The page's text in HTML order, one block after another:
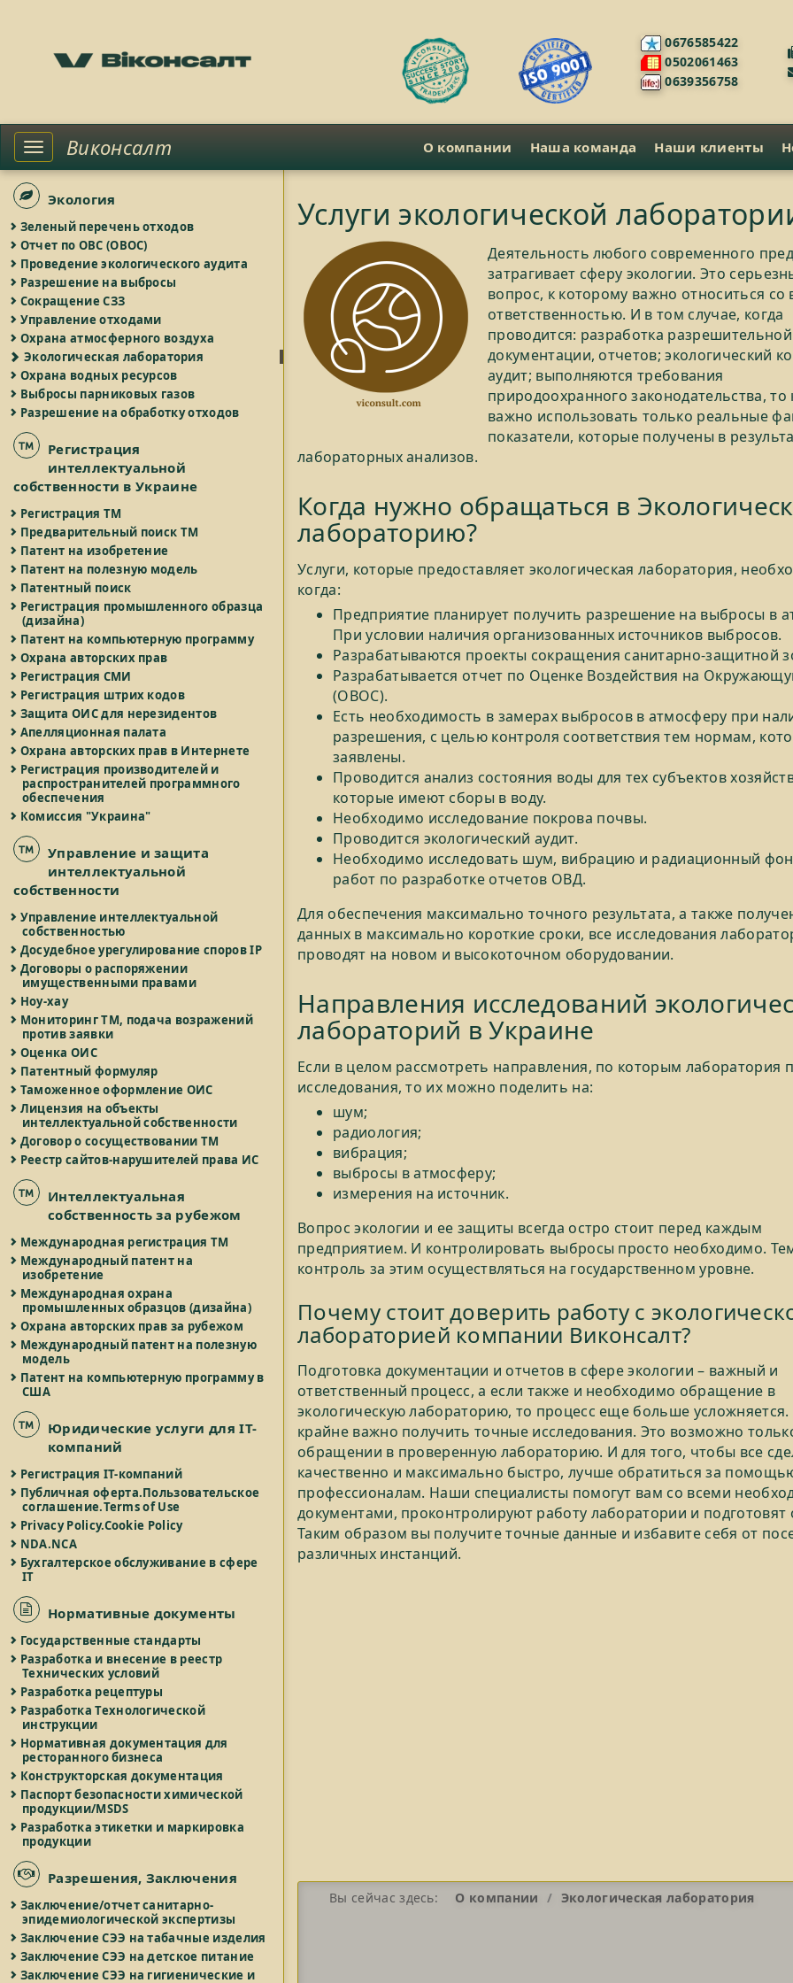
0676585422
0502061463
0639356758
Toggle
left
sidebar
Виконсалт О компании Наша команда Наши клиенты
Экология
Зеленый перечень отходов
Отчет по ОВС (ОВОС)
Проведение экологического аудита
Разрешение на выбросы
Сокращение СЗЗ
Управление отходами
Охрана атмосферного воздуха
Экологическая лаборатория
Охрана водных ресурсов
Выбросы парниковых газов
Разрешение на обработку отходов
Регистрация
интеллектуальной
собственности в Украине
Регистрация ТМ
Предварительный поиск ТМ
Патент на изобретение
Патент на полезную модель
Патентный поиск
Регистрация промышленного образца
(дизайна)
Патент на компьютерную программу
Охрана авторских прав
Регистрация СМИ
Регистрация штрих кодов
Защита ОИС для нерезидентов
Апелляционная палата
Охрана авторских прав в Интернете
Регистрация производителей и
распространителей программного
обеспечения
Комиссия "Украина"
Управление и защита
интеллектуальной
собственности
Управление интеллектуальной
собственностью
Досудебное урегулирование споров IP
Договоры о распоряжении
имущественными правами
Ноу-хау
Мониторинг ТМ, подача возражений
против заявки
Оценка ОИС
Патентный формуляр
Таможенное оформление ОИС
Лицензия на объекты
интеллектуальной собственности
Договор о сосуществовании ТМ
Реестр сайтов-нарушителей права ИС
Интеллектуальная
собственность за рубежом
Международная регистрация ТМ
Международный патент на
изобретение
Международная охрана
промышленных образцов (дизайна)
Охрана авторских прав за рубежом
Международный патент на полезную
модель
Патент на компьютерную программу в
США
Юридические услуги для IT-
компаний
Регистрация IT-компаний
Публичная оферта.Пользовательское
соглашение.Terms of Use
Privacy Policy.Cookie Policy
NDA.NCA
Бухгалтерское обслуживание в сфере
IT
Нормативные документы
Государственные стандарты
Разработка и внесение в реестр
Технических условий
Разработка рецептуры
Разработка Технологической
инструкции
Нормативная документация для
ресторанного бизнеса
Конструкторская документация
Паспорт безопасности химической
продукции/MSDS
Разработка этикетки и маркировка
продукции
Разрешения, Заключения
Заключение/отчет санитарно-
эпидемиологической экспертизы
Заключение СЭЭ на табачные изделия
Заключение СЭЭ на детское питание
Заключение СЭЭ на гигиенические и
Услуги экологической
Деятельность любого современного
затрагивает сферу экологии. Это
вопрос, к которому важно относиться со
ответственностью. И в том случае, когда
проводится: разработка разрешительной
документации, отчетов; экологический
аудит; выполняются требования
природоохранного законодательства, то
важно использовать только реальные
показатели, которые получены в
лабораторных анализов.
Когда нужно обращаться в
лабораторию?
Услуги, которые предоставляет экологическая лаборатория,
когда:
Предприятие планирует получить разрешение на выбросы в
При условии наличия организованных источников выбросов.
Разрабатываются проекты сокращения санитарно-защитной
Разрабатывается отчет по Оценке Воздействия на
(ОВОС).
Есть необходимость в замерах выбросов в атмосферу при
разрешения, с целью контроля соответствия тем нормам,
заявлены.
Проводится анализ состояния воды для тех субъектов
которые имеют сборы в воду.
Необходимо исследование покрова почвы.
Проводится экологический аудит.
Необходимо исследовать шум, вибрацию и радиационный
работ по разработке отчетов ОВД.
Для обеспечения максимально точного результата, а также
данных в максимально короткие сроки, все исследования
проводят на новом и высокоточном оборудовании.
Направления исследований
лабораторий в Украине
Если в целом рассмотреть направления, по которым лаборатория
исследования, то их можно поделить на:
шум;
радиология;
вибрация;
выбросы в атмосферу;
измерения на источник.
Вопрос экологии и ее защиты всегда остро стоит перед каждым
предприятием. И контролировать выбросы просто необходимо.
контроль за этим осуществляться на государственном уровне.
Почему стоит доверить работу с
лабораторией компании Виконсалт?
Подготовка документации и отчетов в сфере экологии – важный и
ответственный процесс, а если также и необходимо обращение в
экологическую лабораторию, то процесс еще больше усложняется.
крайне важно получить точные исследования. Это возможно
обращении в проверенную лабораторию. И для того, чтобы все
качественно и максимально быстро, лучше обратиться за
профессионалам. Наши специалисты помогут вам со всеми
документами, проконтролируют работу лаборатории и подготовят
Таким образом вы получите точные данные и избавите себя от
различных инстанций.
Вы сейчас здесь: О компании Экологическая лаборатория